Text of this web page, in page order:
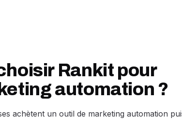
Rankit pour
automation ?
achètent un outil de marketing automation